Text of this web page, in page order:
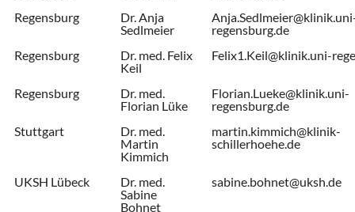
Regensburg
Dr. Anja
Sedlmeier
regensburg.de
Regensburg
Dr. med. Felix
Keil
Felix1.Keil@klinik.uni-
Regensburg
Dr. med.
Florian Lüke
Florian.Lueke@klinik.uni-
regensburg.de
Stuttgart
Dr. med.
Martin
Kimmich
martin.kimmich@klinik-
schillerhoehe.de
UKSH Lübeck
Dr. med.
Sabine
Bohnet
sabine.bohnet@uksh.de